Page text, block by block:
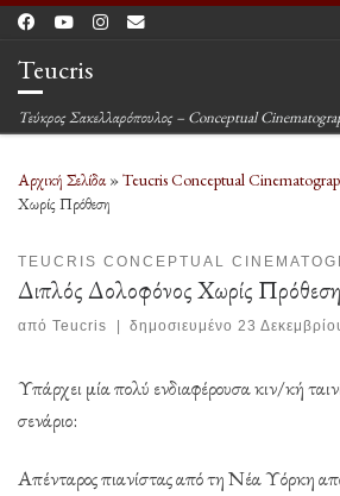
Μετάβαση στο περιεχόμενο
Teucris
Τεύκρος Σακελλαρόπουλος – Conceptual
Αρχική Σελίδα»Teucris Conceptual
Χωρίς Πρόθεση
TEUCRIS CONCEPTUAL
Διπλός Δολοφόνος Χωρίς Πρόθεση
από Teucris δημοσιευμένο23
Υπάρχει μία πολύ ενδιαφέρουσα κιν/κή
σενάριο:
Απένταρος πιανίστας από τη Νέα Υόρκη